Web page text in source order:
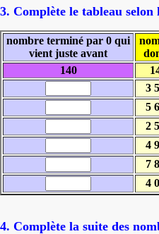
3. Complète le tableau selon
nombre terminé par 0 qui
vient juste avant
140
3
5
2
4
7
4
4. Complète la suite des